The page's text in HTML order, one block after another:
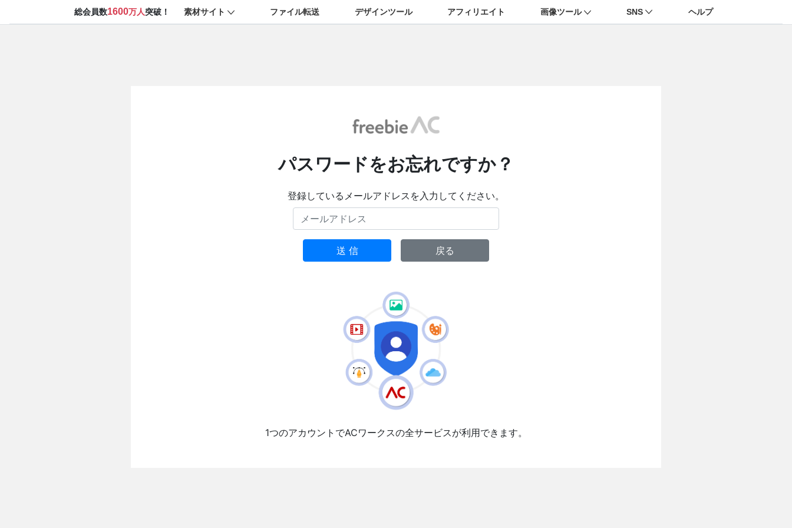
総会員数1600万人突破！ 素材サイト ファイル転送 デザインツール アフィリエイト 画像ツール SNS ヘルプ
パスワードをお忘れですか？
登録しているメールアドレスを入力してください。
送 信 戻る
1つのアカウントでACワークスの全サービスが利用できます。